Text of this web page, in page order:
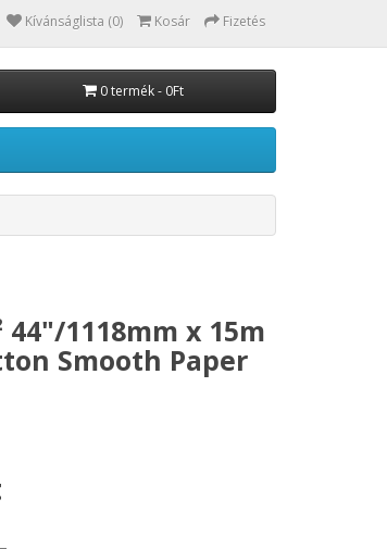
Kívánságlista (0) Kosár Fizetés
0 termék - 0Ft
44"/1118mm x 15m
Smooth Paper